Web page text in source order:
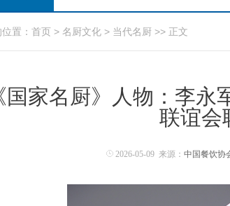
置： 首页 > 名厨文化 > 当代名厨 >> 正文
国家名厨》人物：李
联谊会
2026-05-09 来源： 中国餐饮协